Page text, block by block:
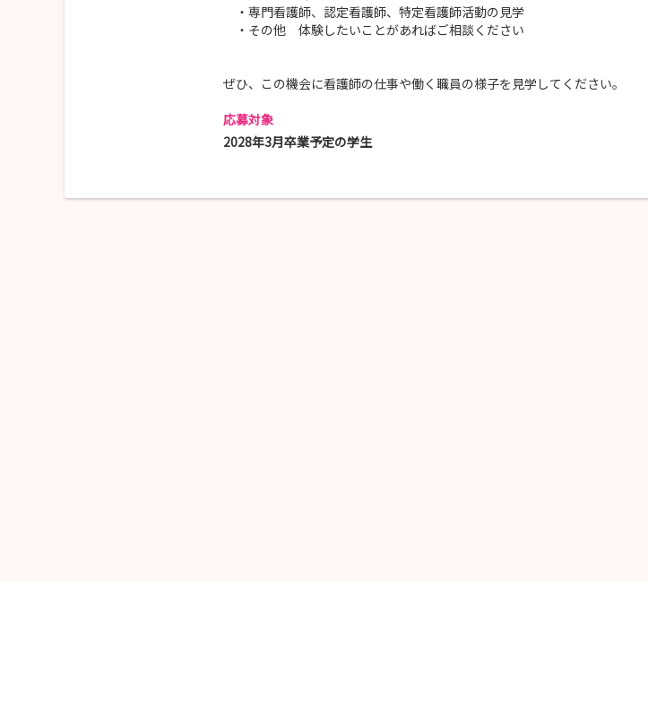
・専門看護師、認定看護師、特定看護師活動の見学
・その他 体験したいことがあればご相談ください
ぜひ、この機会に看護師の仕事や働く職員の様子を見学してください。
応募対象
2028年3月卒業予定の学生